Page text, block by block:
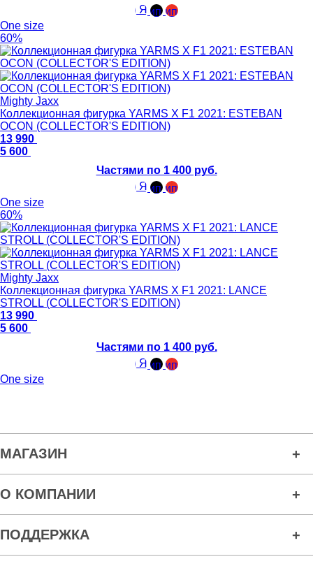
One size
60%
Mighty Jaxx
Коллекционная фигурка YARMS X F1 2021: ESTEBAN
OCON (COLLECTOR'S EDITION)
13 990
5 600
Частями по 1 400 руб.
One size
60%
Mighty Jaxx
Коллекционная фигурка YARMS X F1 2021: LANCE
STROLL (COLLECTOR'S EDITION)
13 990
5 600
Частями по 1 400 руб.
One size
МАГАЗИН
О КОМПАНИИ
ПОДДЕРЖКА